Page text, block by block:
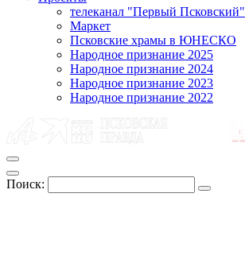
телеканал "Первый Псковский"
Маркет
Псковские храмы в ЮНЕСКО
Народное признание 2025
Народное признание 2024
Народное признание 2023
Народное признание 2022
Поиск: